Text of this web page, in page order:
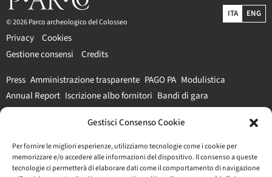
Gestisci Consenso Cookie
Per fornire le migliori esperienze, utilizziamo tecnologie come i cookie per
memorizzare e/o accedere alle informazioni del dispositivo. Il consenso a queste
tecnologie ci permetterà di elaborare dati come il comportamento di navigazione
© 2026 Parco archeologico del Colosseo
Privacy
Cookies
Gestione consensi
Credits
ITA
ENG
Press Amministrazione trasparente PAGO PA Modulistica
Annual Report Iscrizione albo fornitori Bandi di gara